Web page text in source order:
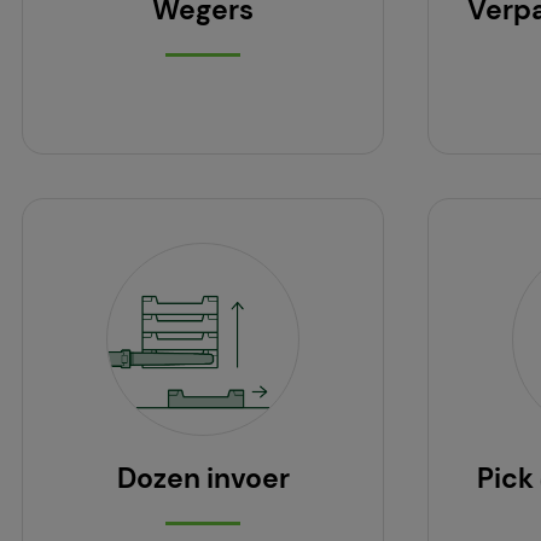
Wegers
Dozen invoer Pick